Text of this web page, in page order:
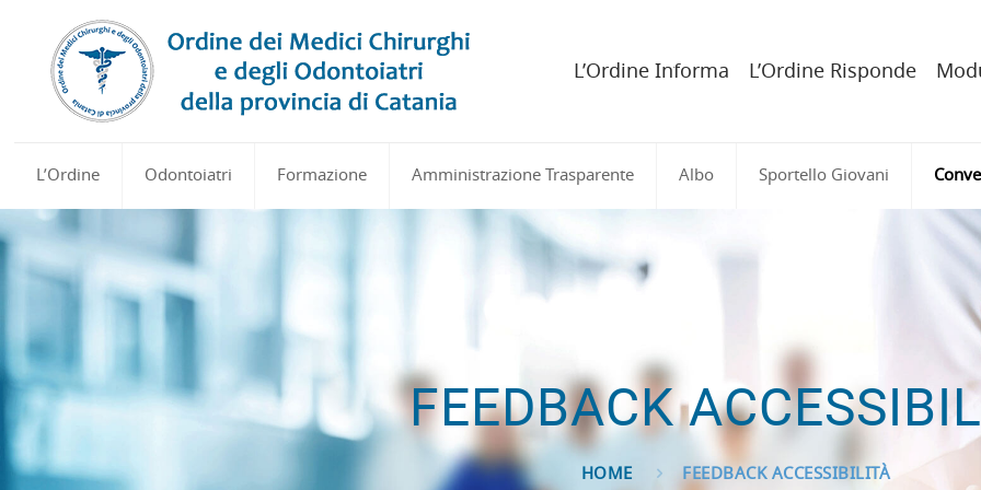
L’Ordine Odontoiatri Formazione Amministrazione Trasparente Albo Sportello Giovani
L’Ordine Informa L’Ordine Risponde
FEEDBACK
HOME FEEDBACK ACCESSIBILITÀ